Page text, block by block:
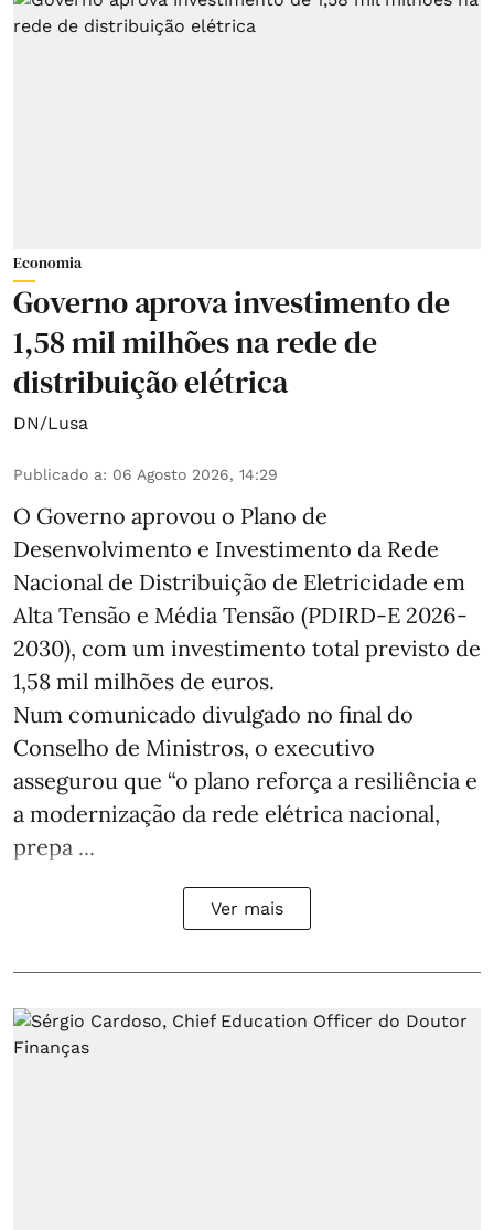
Economia
Governo aprova investimento de
1,58 mil milhões na rede de
distribuição elétrica
DN/Lusa
Publicado a: 06 Agosto 2026, 14:29
O Governo aprovou o Plano de
Desenvolvimento e Investimento da Rede
Nacional de Distribuição de Eletricidade em
Alta Tensão e Média Tensão (PDIRD-E 2026-
2030), com um investimento total previsto de
1,58 mil milhões de euros.
Num comunicado divulgado no final do
Conselho de Ministros, o executivo
assegurou que “o plano reforça a resiliência e
a modernização da rede elétrica nacional,
prepa ...
Ver mais